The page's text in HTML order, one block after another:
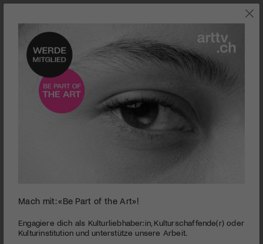
JAZZ
Naherholungsgebiet der Region | © Henry Schulz
Mach mit: «Be Part of the Art»!
Engagiere dich als Kulturliebhaber:in, Kulturschaffende(r) oder
Kulturinstitution und unterstütze unsere Arbeit.